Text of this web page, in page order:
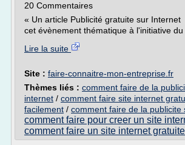
20 Commentaires
« Un article Publicité gratuite sur
cet évènement thématique à l'initiative du
Lire la suite
Site : faire-connaitre-mon-entreprise.fr
Thèmes liés : comment faire de la
internet / comment faire site internet
facilement / comment faire de la publicite
comment faire pour creer un site
comment faire un site internet